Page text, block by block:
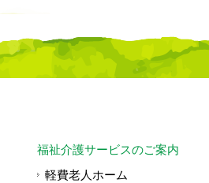
福祉介護サービスのご案内
軽費老人ホーム